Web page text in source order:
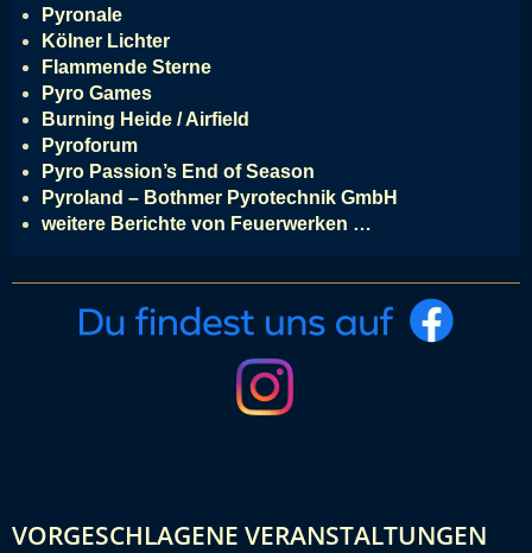
Pyronale
Kölner Lichter
Flammende Sterne
Pyro Games
Burning Heide / Airfield
Pyroforum
Pyro Passion’s End of Season
Pyroland – Bothmer Pyrotechnik GmbH
weitere Berichte von Feuerwerken …
VORGESCHLAGENE VERANSTALTUNGEN